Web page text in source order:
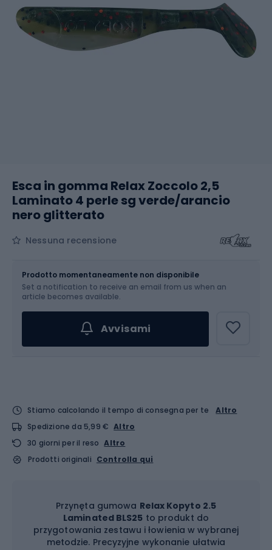
Esca in gomma Relax Zoccolo 2,5
Laminato 4 perle sg verde/arancio
nero glitterato
Nessuna recensione
Prodotto momentaneamente non disponibile
Set a notification to receive an email from us when an
article becomes available.
Avvisami
Stiamo calcolando il tempo di consegna per te
Altro
Spedizione da 5,99 € Altro
30 giorni per il reso Altro
Prodotti originali Controlla qui
Przynęta gumowa Relax Kopyto 2.5
Laminated BLS25 to produkt do
przygotowania zestawu i łowienia w wybranej
metodzie. Precyzyjne wykonanie ułatwia